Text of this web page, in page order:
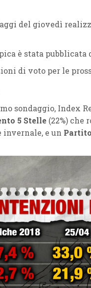
del giovedì
è stata pubblicata
di voto per le
sondaggio, Index
5 Stelle (22%)
invernale, e un